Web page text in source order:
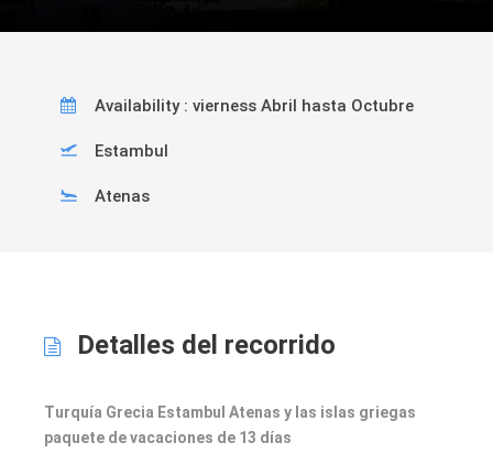
Availability : vierness Abril hasta Octubre
Estambul
Atenas
Detalles del recorrido
Turquía Grecia Estambul Atenas y las islas griegas
paquete de vacaciones de 13 días